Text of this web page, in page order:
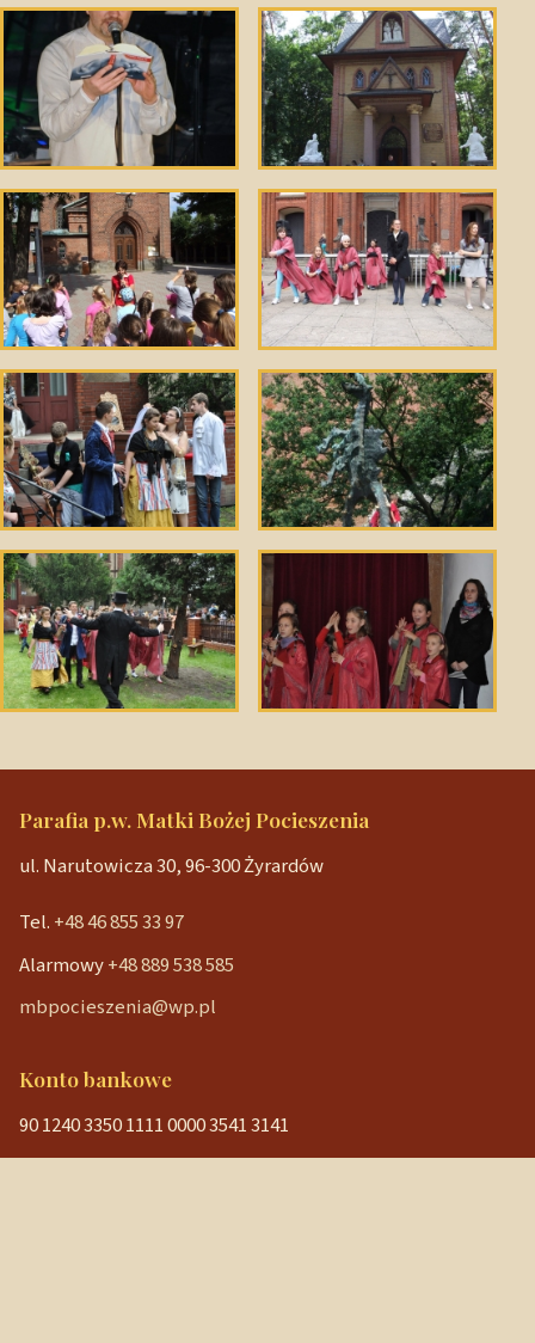
Parafia p.w. Matki Bożej Pocieszenia
ul. Narutowicza 30, 96-300 Żyrardów
Tel. +48 46 855 33 97
Alarmowy+48 889 538 585
mbpocieszenia@wp.pl
Konto bankowe
90 1240 3350 1111 0000 3541 3141